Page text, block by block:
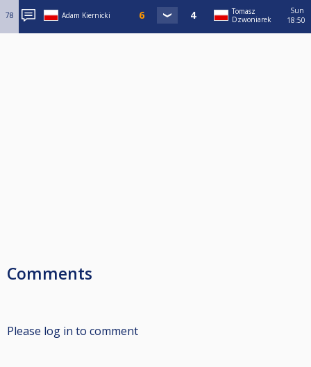
78 Adam Kiernicki
Tomasz
Dzwoniarek
Sun
18:50
Comments
Please log in to comment